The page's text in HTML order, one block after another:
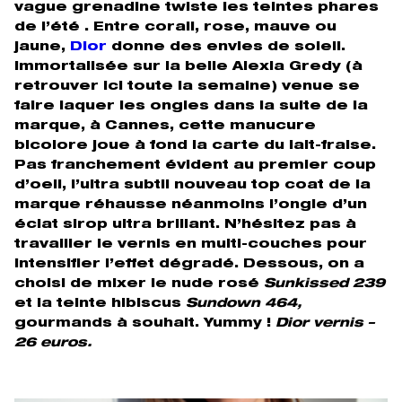
vague grenadine twiste les teintes phares
de l’été . Entre corail, rose, mauve ou
jaune,
Dior donne des envies de soleil.
Immortalisée sur la belle Alexia Gredy (à
retrouver ici toute la semaine) venue se
faire laquer les ongles dans la suite de la
marque, à Cannes, cette manucure
bicolore joue à fond la carte du lait-fraise.
Pas franchement évident au premier coup
d’oeil, l’ultra subtil nouveau top coat de la
marque réhausse néanmoins l’ongle d’un
éclat sirop ultra brillant. N’hésitez pas à
travailler le vernis en multi-couches pour
intensifier l’effet dégradé. Dessous, on a
choisi de mixer le nude rosé Sunkissed 239
et la teinte hibiscus Sundown 464,
gourmands à souhait. Yummy ! Dior vernis –
26 euros.